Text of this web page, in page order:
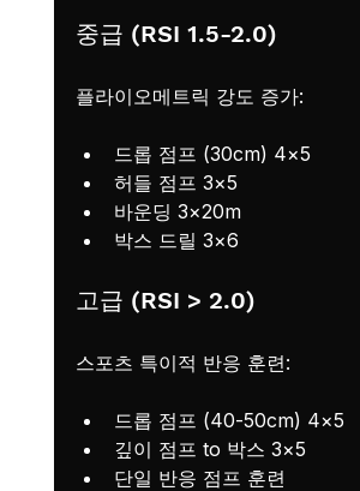
중급 (RSI 1.5-2.0)
플라이오메트릭 강도 증가:
드롭 점프 (30cm) 4×5
허들 점프 3×5
바운딩 3×20m
박스 드릴 3×6
고급 (RSI > 2.0)
스포츠 특이적 반응 훈련:
드롭 점프 (40-50cm) 4×5
깊이 점프 to 박스 3×5
단일 반응 점프 훈련